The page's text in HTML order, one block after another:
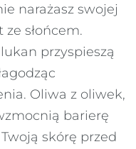
narażasz swojej
słońcem.
przyspieszą
Oliwa z oliwek,
barierę
skórę przed